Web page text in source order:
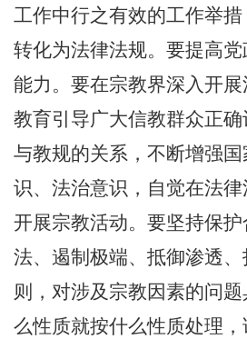
工作中行之有效的工作举
转化为法律法规。要提高
能力。要在宗教界深入开展
教育引导广大信教群众正
与教规的关系，不断增强
识、法治意识，自觉在法
开展宗教活动。要坚持保
法、遏制极端、抵御渗透
则，对涉及宗教因素的问
么性质就按什么性质处理